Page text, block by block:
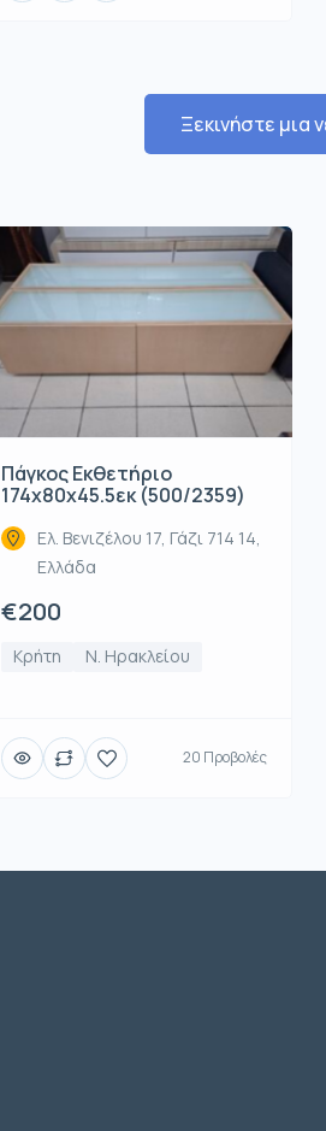
Ξεκινήστε μια
Πάγκος Εκθετήριο
174x80x45.5εκ (500/2359)
Ελ. Βενιζέλου 17, Γάζι 714 14,
Ελλάδα
€200
Κρήτη Ν. Ηρακλείου
20 Προβολές